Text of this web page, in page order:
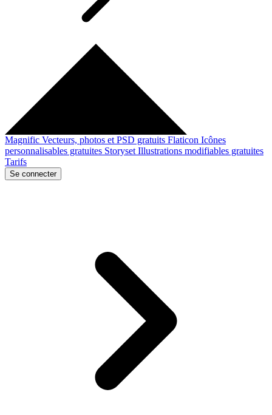
Magnific Vecteurs, photos et PSD gratuits Flaticon Icônes
personnalisables gratuites Storyset Illustrations modifiables gratuites
Tarifs
Se connecter